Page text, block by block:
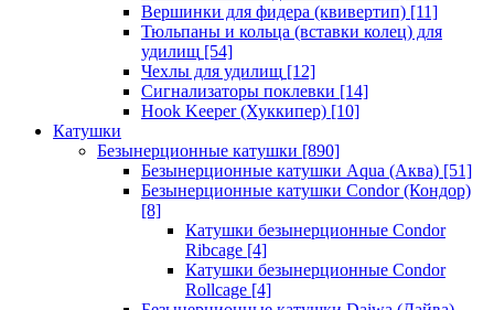
Вершинки для фидера (квивертип) [11]
Тюльпаны и кольца (вставки колец) для
удилищ [54]
Чехлы для удилищ [12]
Сигнализаторы поклевки [14]
Hook Keeper (Хуккипер) [10]
Катушки
Безынерционные катушки [890]
Безынерционные катушки Aqua (Аква) [51]
Безынерционные катушки Condor (Кондор)
[8]
Катушки безынерционные Condor
Ribcage [4]
Катушки безынерционные Condor
Rollcage [4]